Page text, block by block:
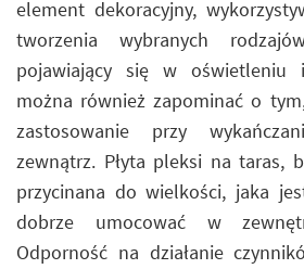
element dekoracyjny,
tworzenia wybranych
pojawiający się w oświetleniu
można również zapominać o
zastosowanie przy
zewnątrz. Płyta pleksi na taras,
przycinana do wielkości, jaka
dobrze umocować w
Odporność na działanie